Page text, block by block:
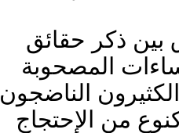
بين ذكر حقائق
المصحوبة
الناضجون
من الإحتجاج